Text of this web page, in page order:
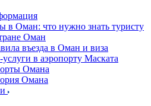
в Оман: что нужно знать туристу
Оман
въезда в Оман и виза
в аэропорту Маската
Омана
Омана